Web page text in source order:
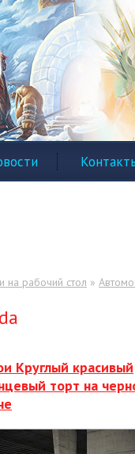
на рабочий стол »
Круглый красивый
торт на